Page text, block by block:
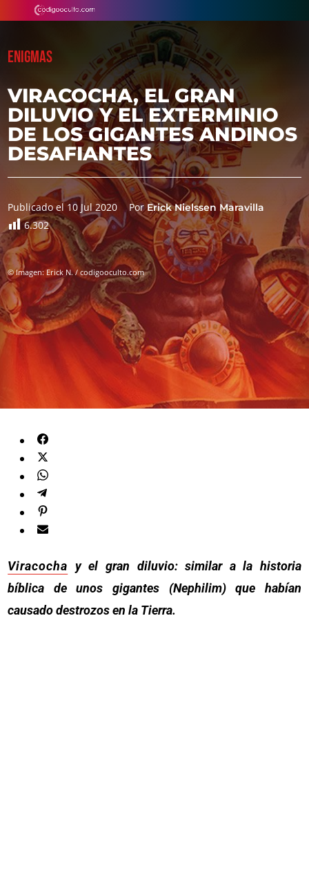
ENIGMAS
VIRACOCHA, EL GRAN
DILUVIO Y EL EXTERMINIO
DE LOS GIGANTES ANDINOS
DESAFIANTES
Publicado el 10 Jul 2020 PorErick Nielssen Maravilla
6.302
© Imagen: Erick N. / codigooculto.com
Viracocha y el gran diluvio: similar a la historia
bíblica de unos gigantes (Nephilim) que habían
causado destrozos en la Tierra.